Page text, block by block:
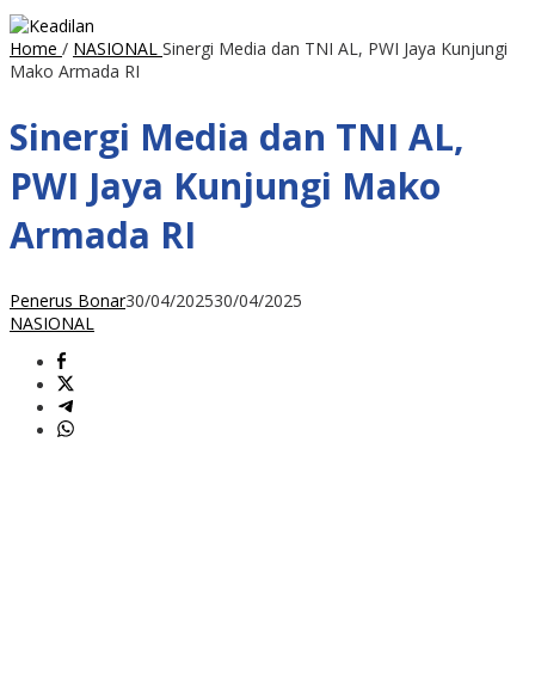
Home / NASIONAL Sinergi Media dan TNI AL, PWI Jaya Kunjungi
Mako Armada RI
Sinergi Media dan TNI AL,
PWI Jaya Kunjungi Mako
Armada RI
Penerus Bonar30/04/202530/04/2025
NASIONAL